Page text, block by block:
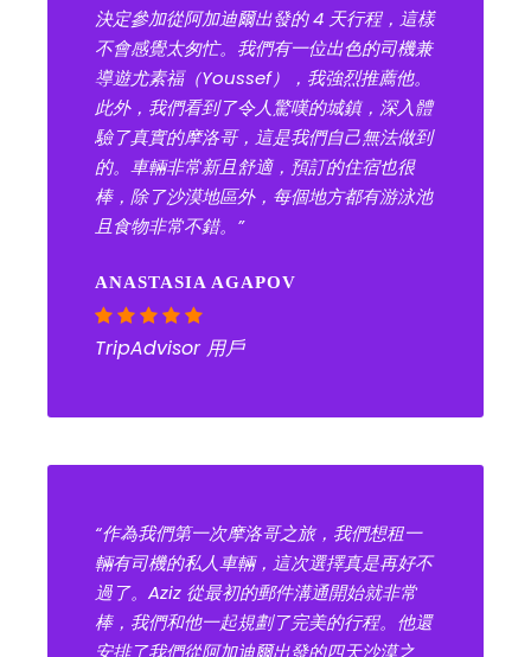
決定參加從阿加迪爾出發的 4 天行程，這樣
不會感覺太匆忙。我們有一位出色的司機兼
導遊尤素福（Youssef），我強烈推薦他。
此外，我們看到了令人驚嘆的城鎮，深入體
驗了真實的摩洛哥，這是我們自己無法做到
的。車輛非常新且舒適，預訂的住宿也很
棒，除了沙漠地區外，每個地方都有游泳池
且食物非常不錯。”
ANASTASIA AGAPOV
TripAdvisor 用戶
“作為我們第一次摩洛哥之旅，我們想租一
輛有司機的私人車輛，這次選擇真是再好不
過了。Aziz 從最初的郵件溝通開始就非常
棒，我們和他一起規劃了完美的行程。他還
安排了我們從阿加迪爾出發的四天沙漠之